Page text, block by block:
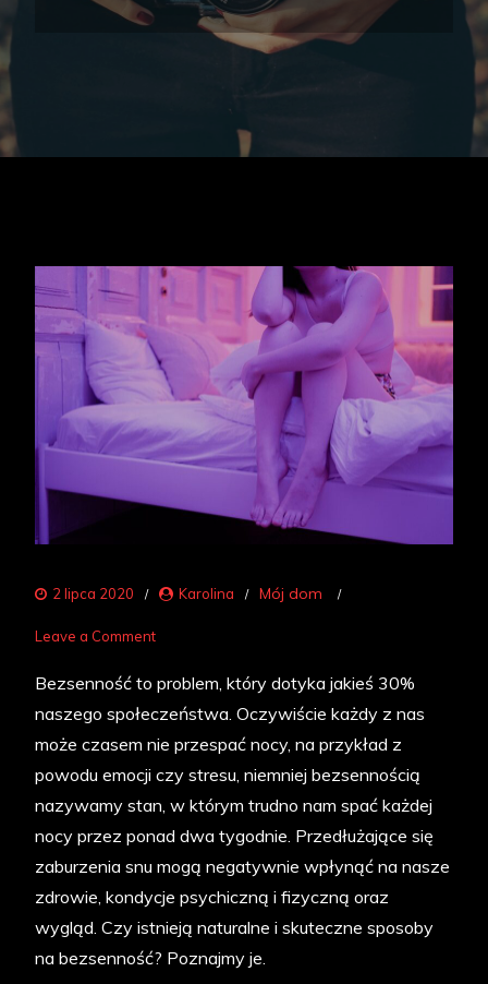
2 lipca 2020 Karolina Mój dom
Leave a Commenton
sposoby
na
bezsenność
Bezsenność to problem, który dotyka jakieś 30%
naszego społeczeństwa. Oczywiście każdy z nas
może czasem nie przespać nocy, na przykład z
powodu emocji czy stresu, niemniej bezsennością
nazywamy stan, w którym trudno nam spać każdej
nocy przez ponad dwa tygodnie. Przedłużające się
zaburzenia snu mogą negatywnie wpłynąć na nasze
zdrowie, kondycje psychiczną i fizyczną oraz
wygląd. Czy istnieją naturalne i skuteczne sposoby
na bezsenność? Poznajmy je.